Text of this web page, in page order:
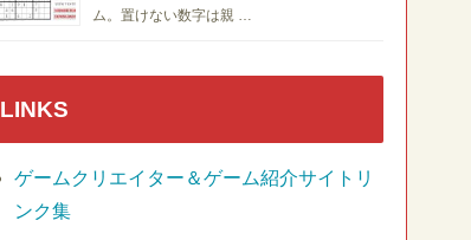
ム。置けない数字は親 …
LINKS
ゲームクリエイター＆ゲーム紹介サイトリ
ンク集